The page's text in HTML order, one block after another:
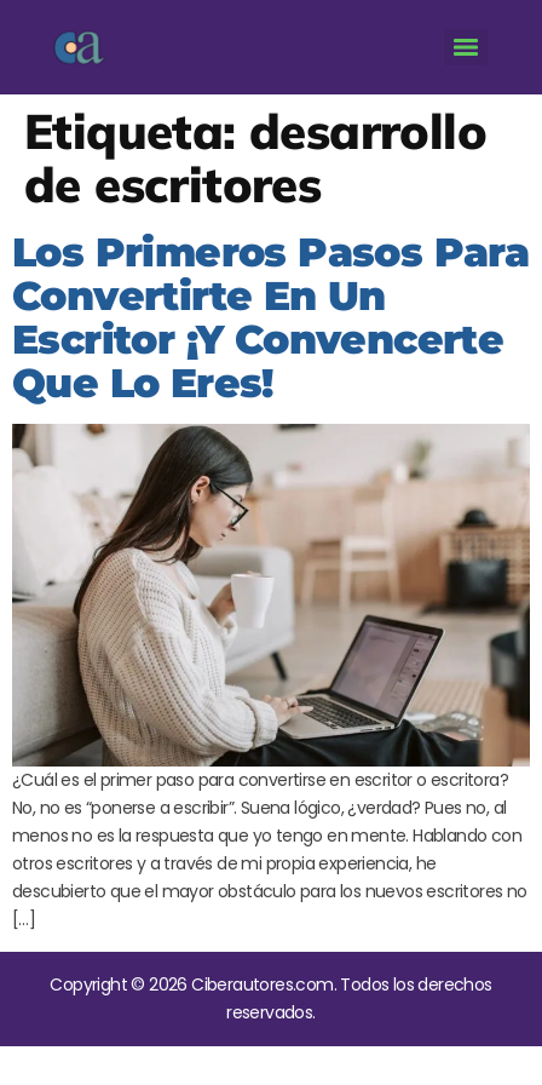
Etiqueta: desarrollo
de escritores
Los Primeros Pasos Para
Convertirte En Un
Escritor ¡Y Convencerte
Que Lo Eres!
¿Cuál es el primer paso para convertirse en escritor o escritora?
No, no es “ponerse a escribir”. Suena lógico, ¿verdad? Pues no, al
menos no es la respuesta que yo tengo en mente. Hablando con
otros escritores y a través de mi propia experiencia, he
descubierto que el mayor obstáculo para los nuevos escritores no
[…]
Copyright © 2026 Ciberautores.com. Todos los derechos
reservados.